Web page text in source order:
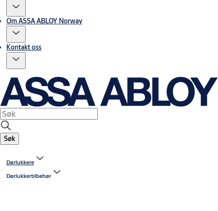
Om ASSA ABLOY Norway
Kontakt oss
Søk
Dørlukkere
Dørlukkertilbehør